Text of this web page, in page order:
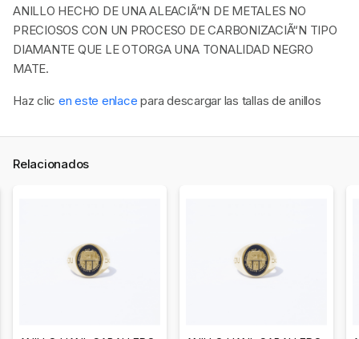
ANILLO HECHO DE UNA ALEACIÃ“N DE METALES NO
PRECIOSOS CON UN PROCESO DE CARBONIZACIÃ“N TIPO
DIAMANTE QUE LE OTORGA UNA TONALIDAD NEGRO
MATE.
Haz clic en este enlacepara descargar las tallas de anillos
Relacionados